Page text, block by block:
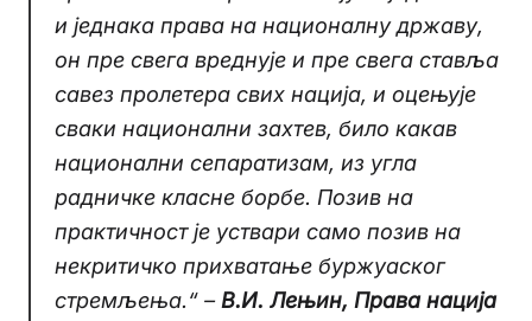
и једнака права на националну државу,
он пре свега вреднује и пре свега ставља
савез пролетера свих нација, и оцењује
сваки национални захтев, било какав
национални сепаратизам, из угла
радничке класне борбе. Позив на
практичност је уствари само позив на
некритичко прихватање буржуаског
стремљења.“ – В.И. Лењин, Права нација